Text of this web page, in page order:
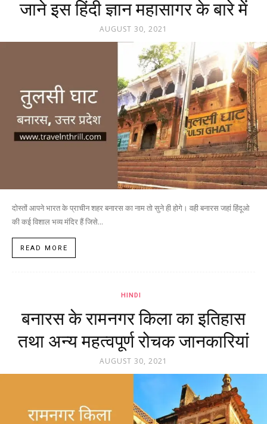
जाने इस हिंदी ज्ञान महासागर के बारे में
AUGUST 30, 2021
दोस्तों आपने भारत के प्राचीन शहर बनारस का नाम तो सुने ही होगे। वही बनारस जहां हिंदूओ
की कई विशाल भव्य मंदिर हैं जिसे...
READ MORE
HINDI
बनारस के रामनगर किला का इतिहास
तथा अन्य महत्वपूर्ण रोचक जानकारियां
AUGUST 30, 2021